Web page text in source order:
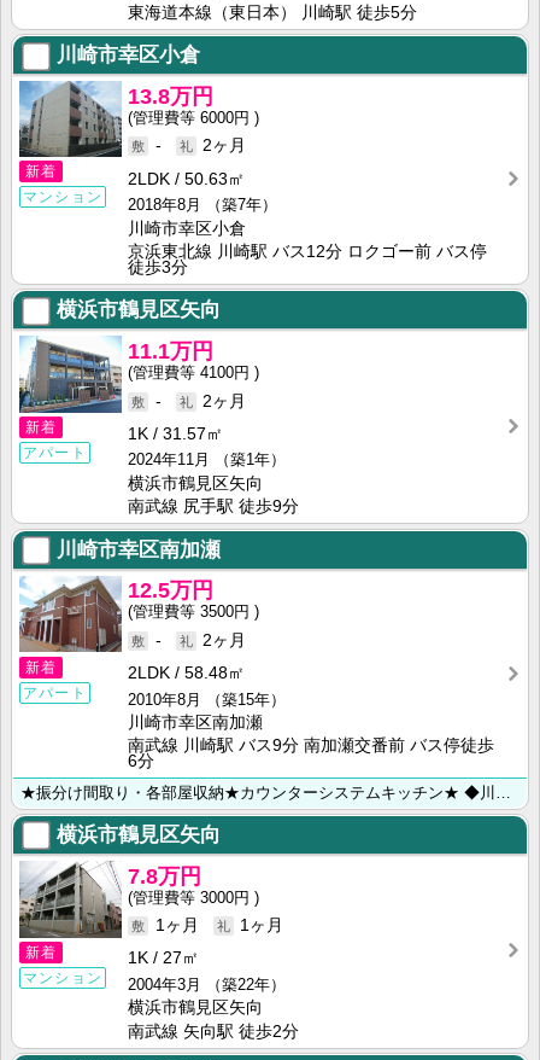
東海道本線（東日本） 川崎駅 徒歩5分
川崎市幸区小倉
新着
マンション
13.8万円
6000円
-
2ヶ月
2LDK
50.63㎡
2018年8月
（築7年）
川崎市幸区小倉
京浜東北線 川崎駅 バス12分 ロクゴー前 バス停
徒歩3分
横浜市鶴見区矢向
新着
アパート
11.1万円
4100円
-
2ヶ月
1K
31.57㎡
2024年11月
（築1年）
横浜市鶴見区矢向
南武線 尻手駅 徒歩9分
川崎市幸区南加瀬
新着
アパート
12.5万円
3500円
-
2ヶ月
2LDK
58.48㎡
2010年8月
（築15年）
川崎市幸区南加瀬
南武線 川崎駅 バス9分 南加瀬交番前 バス停徒歩
6分
横浜市鶴見区矢向
新着
マンション
7.8万円
3000円
1ヶ月
1ヶ月
1K
27㎡
2004年3月
（築22年）
横浜市鶴見区矢向
南武線 矢向駅 徒歩2分